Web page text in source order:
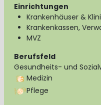
Einrichtungen
Krankenhäuser &
Krankenkassen,
MVZ
Berufsfeld
Gesundheits- und
Medizin
Pflege